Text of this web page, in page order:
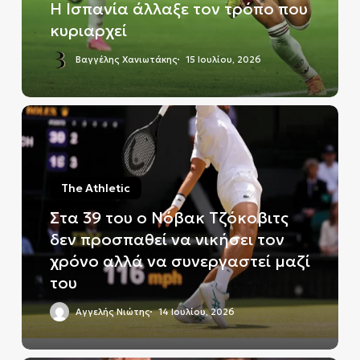
Η Ισπανία άλλαξε τον τρόπο που
κυριαρχεί
Βαγγέλης Χανιωτάκης 15 Ιουλίου, 2026
Στα
39
Τζόκοβιτς
προσπαθεί
νικήσει
τον
αλλά
The Athletic
Στα 39 του ο Νόβακ Τζόκοβιτς
δεν προσπαθεί να νικήσει τον
χρόνο αλλά να συνεργαστεί μαζί
του
Αγγελής Νιώτης 14 Ιουλίου, 2026